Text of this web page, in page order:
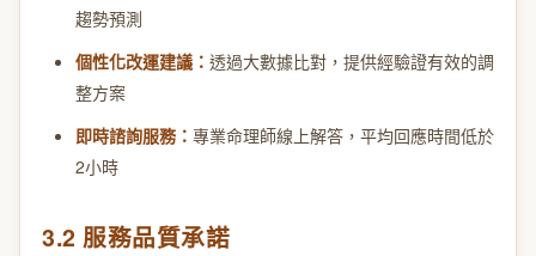
趨勢預測
個性化改運建議： 透過大數據比對，提供經驗證有效的調
整方案
即時諮詢服務： 專業命理師線上解答，平均回應時間低於
2小時
3.2 服務品質承諾